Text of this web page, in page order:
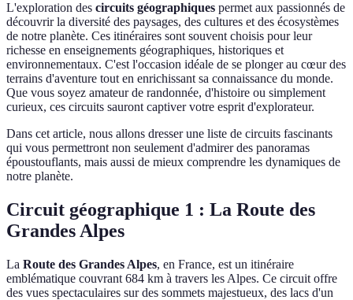
L'exploration des circuits géographiques permet aux passionnés de
découvrir la diversité des paysages, des cultures et des écosystèmes
de notre planète. Ces itinéraires sont souvent choisis pour leur
richesse en enseignements géographiques, historiques et
environnementaux. C'est l'occasion idéale de se plonger au cœur des
terrains d'aventure tout en enrichissant sa connaissance du monde.
Que vous soyez amateur de randonnée, d'histoire ou simplement
curieux, ces circuits sauront captiver votre esprit d'explorateur.
Dans cet article, nous allons dresser une liste de circuits fascinants
qui vous permettront non seulement d'admirer des panoramas
époustouflants, mais aussi de mieux comprendre les dynamiques de
notre planète.
Circuit géographique 1 : La Route des
Grandes Alpes
La Route des Grandes Alpes, en France, est un itinéraire
emblématique couvrant 684 km à travers les Alpes. Ce circuit offre
des vues spectaculaires sur des sommets majestueux, des lacs d'un